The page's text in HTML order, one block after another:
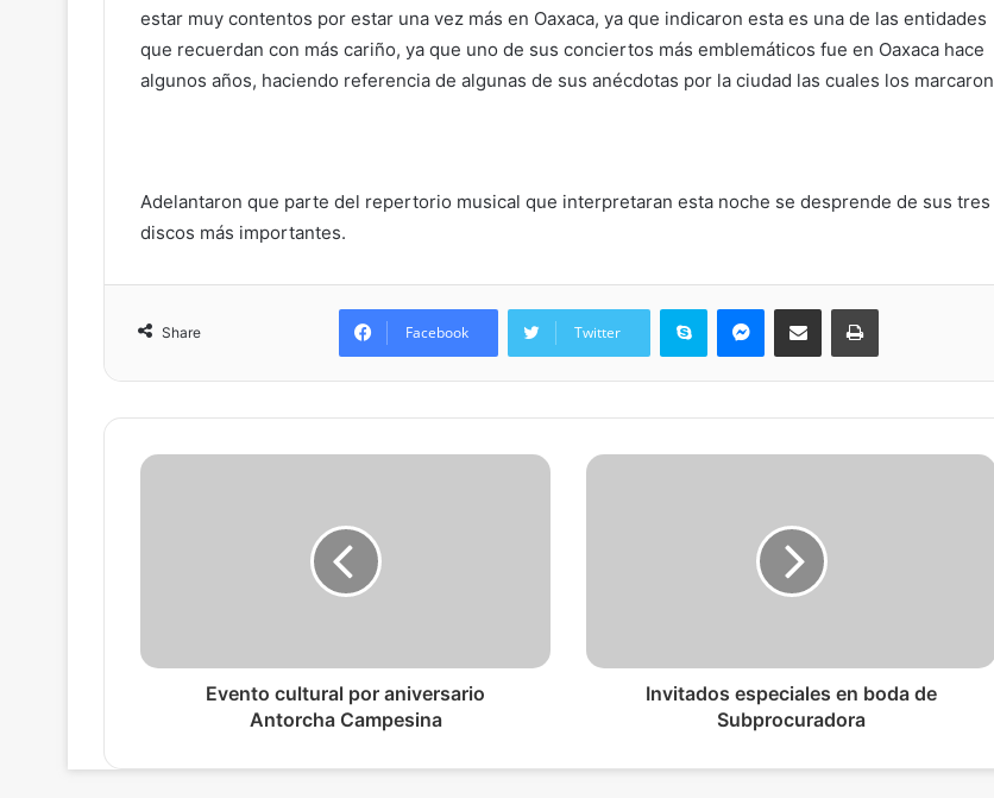
estar muy contentos por estar una vez más en Oaxaca, ya que indicaron esta es una de las entidades
que recuerdan con más cariño, ya que uno de sus conciertos más emblemáticos fue en Oaxaca hace
algunos años, haciendo referencia de algunas de sus anécdotas por la ciudad las cuales los marcaron
Adelantaron que parte del repertorio musical que interpretaran esta noche se desprende de sus tres
discos más importantes.
Share Facebook Twitter
Skype Messenger
Share via Email Print
Evento cultural por aniversario
Antorcha Campesina
Invitados especiales en boda de
Subprocuradora